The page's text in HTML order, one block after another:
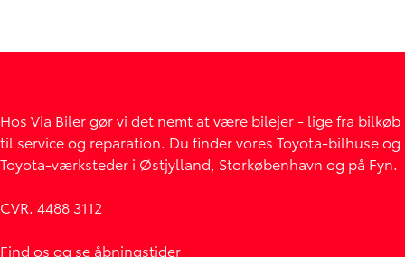
Hos Via Biler gør vi det nemt at være bilejer - lige fra bilkøb
til service og reparation. Du finder vores Toyota-bilhuse og
Toyota-værksteder i Østjylland, Storkøbenhavn og på Fyn.
CVR. 4488 3112
Find os og se åbningstider